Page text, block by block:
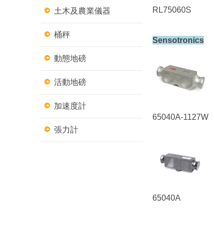
土木及農業儀器
桶秤
動態地磅
活動地磅
加速度計
張力計
RL75060S
Sensotronics
65040A-1127W
65040A